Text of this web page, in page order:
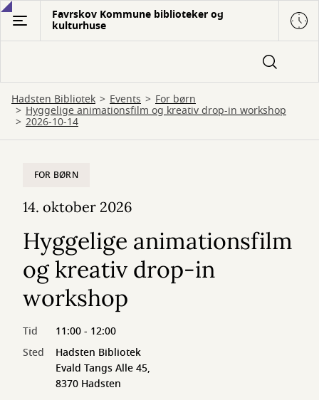
Gå
hovedindhold
Favrskov Kommune biblioteker og
kulturhuse
Hadsten Bibliotek Events For børn
Hyggelige animationsfilm og kreativ drop-in workshop
2026-10-14
FOR BØRN
14. oktober 2026
Hyggelige animationsfilm
og kreativ drop-in
workshop
Tid
11:00 - 12:00
Sted
Hadsten Bibliotek
Evald Tangs Alle 45,
8370 Hadsten